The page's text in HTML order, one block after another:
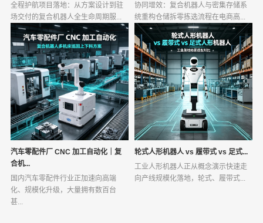
全程护航项目落地：从方案设计到驻
场交付的复合机器人全生命周期服...
协同增效：复合机器人与密集存储系
统重构仓储拆零拣选流程在电商高...
汽车零配件厂 CNC 加工自动化｜复
合机...
国内汽车零配件行业正加速向高端
化、规模化升级，大量拥有数百台
甚...
轮式人形机器人 vs 履带式 vs 足式...
工业人形机器人正从概念演示快速走
向产线规模化落地，轮式、履带式...